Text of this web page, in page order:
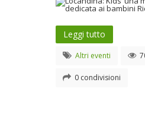
Leggi tutto
Altri eventi
0 condivisioni